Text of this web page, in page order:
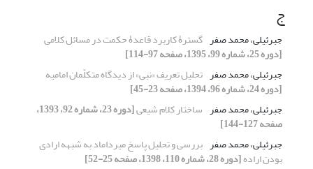
ج
جبرئیلی، محمد صفر گسترۀ کاربرد قاعدۀ حکمت در مسائل کلامی
[دوره 25، شماره 99، 1395، صفحه 97-114]
جبرئیلی، محمد صفر تحلیل تعریف «نبی» از دیدگاه متکلّمان امامیه
[دوره 24، شماره 96، 1394، صفحه 23-45]
جبرئیلی، محمد صفر ساختار کلام شیعی [دوره 23، شماره 92، 1393،
صفحه 127-144]
جبرئیلی، محمد صفر بررسی و تحلیل پاسخ میرداماد به شبهه ارادی
بودن اراده[دوره 28، شماره 110، 1398، صفحه 25-52]